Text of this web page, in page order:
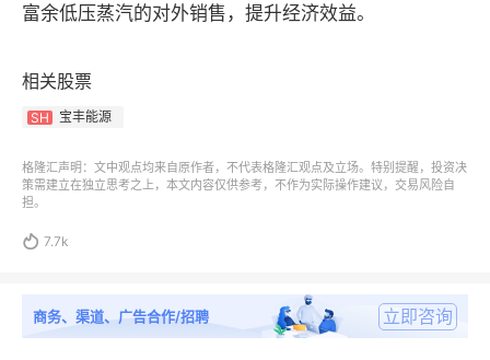
富余低压蒸汽的对外销售，提升经济效益。
相关股票
SH 宝丰能源
格隆汇声明：文中观点均来自原作者，不代表格隆汇观点及立场。特别提醒，投资决
策需建立在独立思考之上，本文内容仅供参考，不作为实际操作建议，交易风险自
担。
 7.7k
商务、渠道、广告合作/招聘 立即咨询